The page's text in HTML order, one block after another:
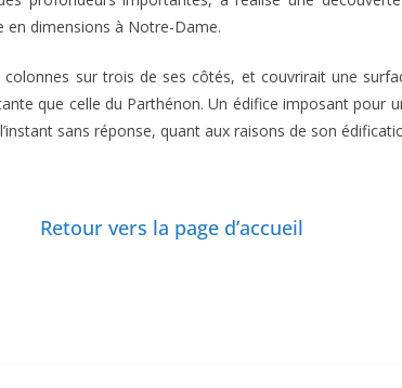
en dimensions à Notre-Dame.
sur trois de ses côtés, et couvrirait une
que celle du Parthénon. Un édifice imposant pour
sans réponse, quant aux raisons de son
Retour vers la page d’accueil